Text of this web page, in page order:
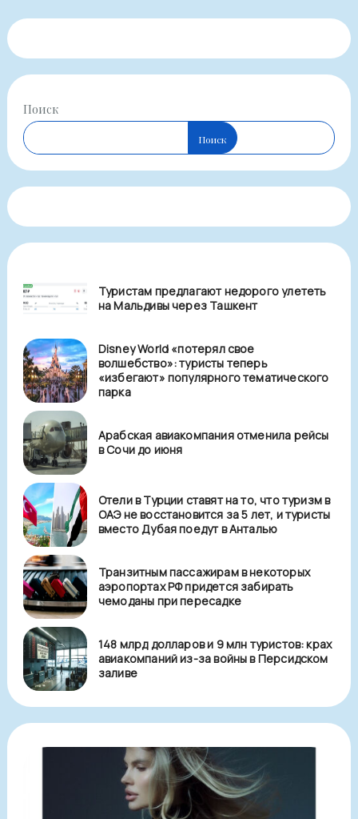
Поиск
Поиск
Туристам предлагают недорого улететь
на Мальдивы через Ташкент
Disney World «потерял свое
волшебство»: туристы теперь
«избегают» популярного тематического
парка
Арабская авиакомпания отменила рейсы
в Сочи до июня
Отели в Турции ставят на то, что туризм в
ОАЭ не восстановится за 5 лет, и туристы
вместо Дубая поедут в Анталью
Транзитным пассажирам в некоторых
аэропортах РФ придется забирать
чемоданы при пересадке
148 млрд долларов и 9 млн туристов: крах
авиакомпаний из-за войны в Персидском
заливе